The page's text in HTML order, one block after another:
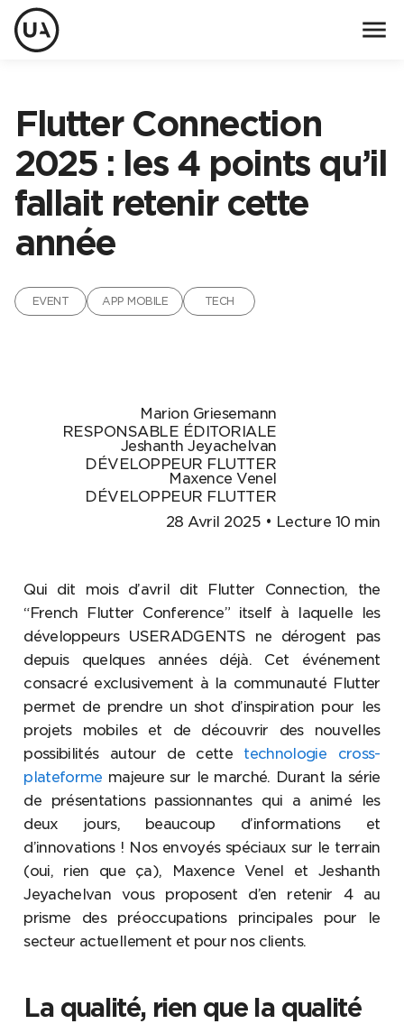
menu
Flutter Connection
2025 : les 4 points qu’il
fallait retenir cette
année
EVENT APP MOBILE TECH
Marion Griesemann
RESPONSABLE ÉDITORIALE
Jeshanth Jeyachelvan
DÉVELOPPEUR FLUTTER
Maxence Venel
DÉVELOPPEUR FLUTTER
28 Avril 2025 • Lecture 10 min
Qui dit mois d’avril dit Flutter Connection, the
“French Flutter Conference” itself à laquelle les
développeurs USERADGENTS ne dérogent pas
depuis quelques années déjà. Cet événement
consacré exclusivement à la communauté Flutter
permet de prendre un shot d’inspiration pour les
projets mobiles et de découvrir des nouvelles
possibilités autour de cette technologie cross-
plateforme majeure sur le marché. Durant la série
de présentations passionnantes qui a animé les
deux jours, beaucoup d’informations et
d’innovations ! Nos envoyés spéciaux sur le terrain
(oui, rien que ça), Maxence Venel et Jeshanth
Jeyachelvan vous proposent d’en retenir 4 au
prisme des préoccupations principales pour le
secteur actuellement et pour nos clients.
La qualité, rien que la qualité